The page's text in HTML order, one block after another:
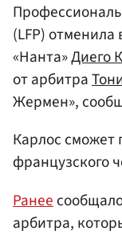
(LFP)
«Нанта»Диего
от арбитра
Жермен»,
Карлос сможет
французского
Ранее
арбитра,